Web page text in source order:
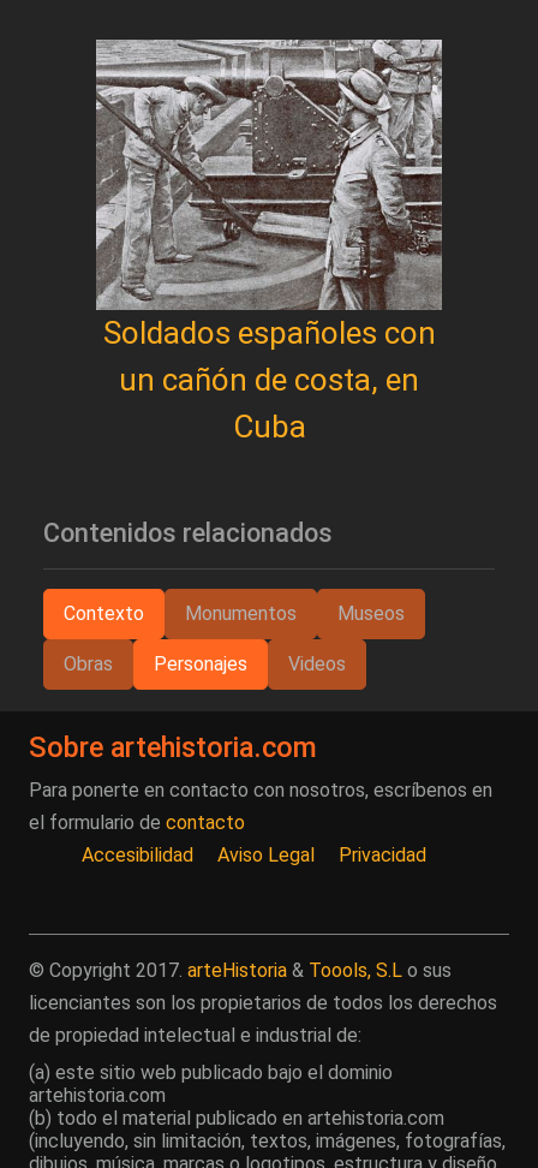
Soldados españoles con
un cañón de costa, en
Cuba
Contenidos relacionados
Contexto Monumentos Museos
Obras Personajes Videos
Sobre artehistoria.com
Para ponerte en contacto con nosotros, escríbenos en
el formulario de contacto
Accesibilidad
Aviso Legal Privacidad
© Copyright 2017. arteHistoria & Toools, S.L o sus
licenciantes son los propietarios de todos los derechos
de propiedad intelectual e industrial de:
(a) este sitio web publicado bajo el dominio
artehistoria.com
(b) todo el material publicado en artehistoria.com
(incluyendo, sin limitación, textos, imágenes, fotografías,